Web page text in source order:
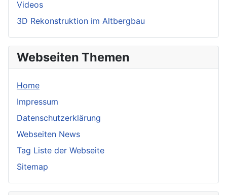
Videos
3D Rekonstruktion im Altbergbau
Webseiten Themen
Home
Impressum
Datenschutzerklärung
Webseiten News
Tag Liste der Webseite
Sitemap